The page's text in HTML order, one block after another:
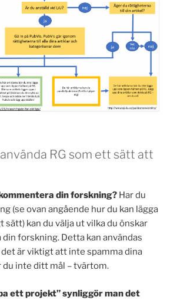
RG som ett sätt att
din forskning? Har du
(se ovan angående hur du kan lägga
sätt) kan du välja ut vilka du önskar
forskning. Detta kan användas
är viktigt att inte spamma dina
du inte ditt mål – tvärtom.
ett projekt” synliggör man det